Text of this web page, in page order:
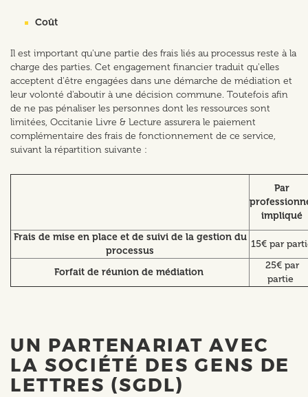
Coût
Il est important qu'une partie des frais liés au processus reste à la
charge des parties. Cet engagement financier traduit qu'elles
acceptent d'être engagées dans une démarche de médiation et
leur volonté d'aboutir à une décision commune. Toutefois afin
de ne pas pénaliser les personnes dont les ressources sont
limitées, Occitanie Livre & Lecture assurera le paiement
complémentaire des frais de fonctionnement de ce service,
suivant la répartition suivante :
Par
impliqué
Frais de mise en place et de suivi de la gestion du
processus
15€ par
Forfait de réunion de médiation
25€ par
partie
UN PARTENARIAT AVEC
LA SOCIÉTÉ DES GENS DE
LETTRES (SGDL)